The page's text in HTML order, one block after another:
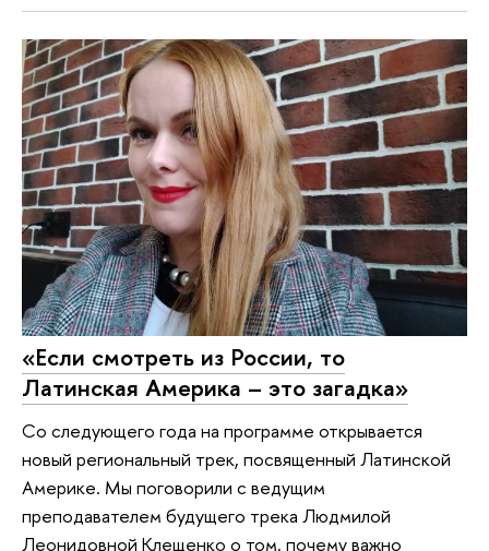
«Если смотреть из России, то
Латинская Америка – это загадка»
Со следующего года на программе открывается
новый региональный трек, посвященный Латинской
Америке. Мы поговорили с ведущим
преподавателем будущего трека Людмилой
Леонидовной Клещенко о том, почему важно